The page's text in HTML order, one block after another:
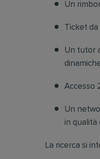
Un
Ticket
Un tutor
Accesso
Un
in qualità
La ricerca si